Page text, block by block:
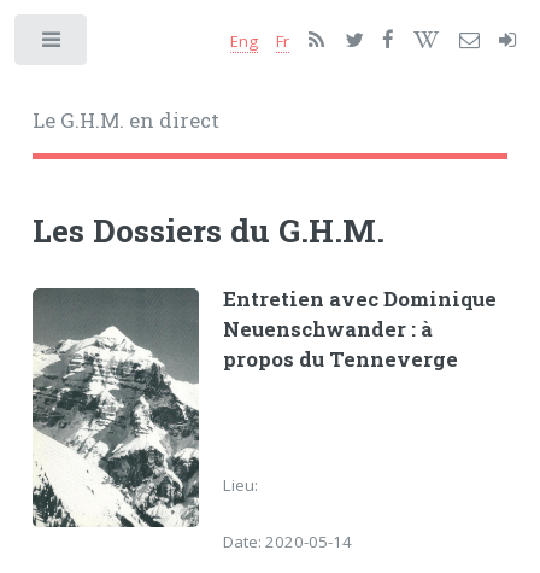
Le G.H.M. en direct
Eng Fr
Les Dossiers du G.H.M.
Entretien avec Dominique
Neuenschwander : à
propos du Tenneverge
Lieu:
Date: 2020-05-14